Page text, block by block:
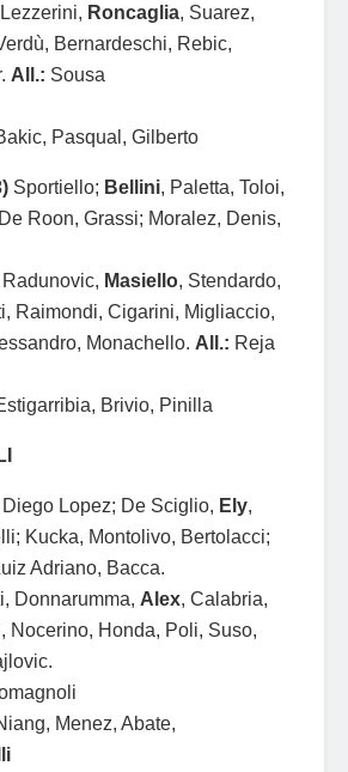
Roncaglia, Suarez,
Bernardeschi, Rebic,
All.: Sousa
Pasqual, Gilberto
Sportiello; Bellini, Paletta, Toloi,
Roon, Grassi; Moralez, Denis,
Masiello, Stendardo,
Raimondi, Cigarini, Migliaccio,
Monachello. All.: Reja
Brivio, Pinilla
Diego Lopez; De Sciglio, Ely,
Kucka, Montolivo, Bertolacci;
Adriano, Bacca.
Donnarumma, Alex, Calabria,
Nocerino, Honda, Poli, Suso,
Menez, Abate,